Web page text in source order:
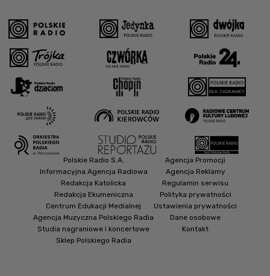
Polskie Radio S.A.
Informacyjna Agencja Radiowa
Redakcja Katolicka
Redakcja Ekumeniczna
Centrum Edukacji Medialnej
Agencja Muzyczna Polskiego Radia
Studia nagraniowe i koncertowe
Sklep Polskiego Radia
Agencja Promocji
Agencja Reklamy
Regulamin serwisu
Polityka prywatności
Ustawienia prywatności
Dane osobowe
Kontakt